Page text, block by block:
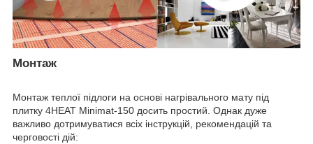
Монтаж
Монтаж теплої підлоги на основі нагрівального мату під
плитку 4HEAT Minimat-150 досить простий. Однак дуже
важливо дотримуватися всіх інструкцій, рекомендацій та
черговості дій: